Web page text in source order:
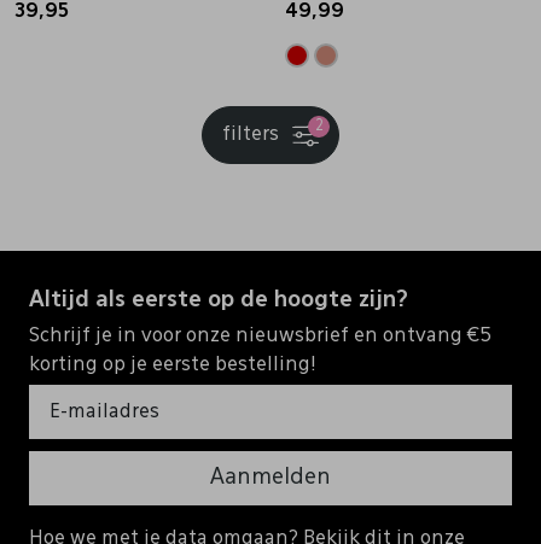
39,95 49,99
2
filters
Altijd als eerste op de hoogte zijn?
Schrijf je in voor onze nieuwsbrief en ontvang €5
korting op je eerste bestelling!
Aanmelden
Hoe we met je data omgaan? Bekijk dit in onze